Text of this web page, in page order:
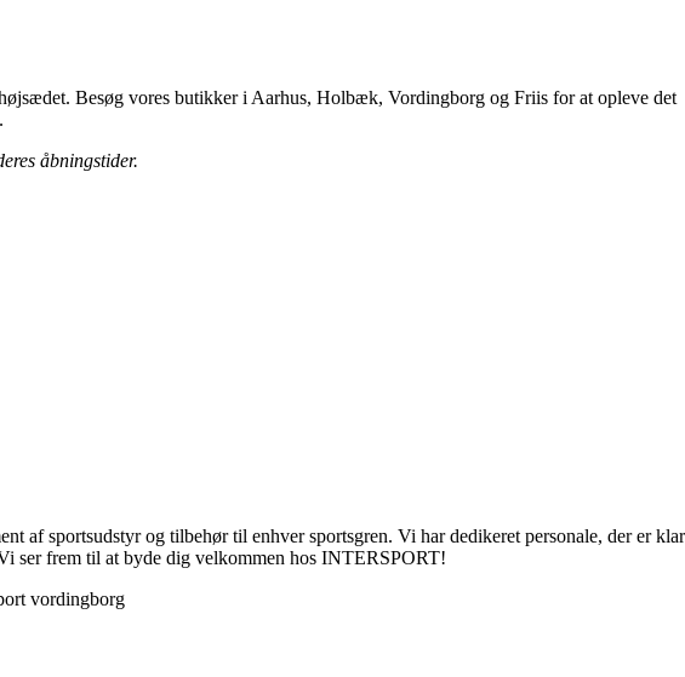
Besøg vores butikker i Aarhus, Holbæk, Vordingborg og Friis for at opleve det
åbningstider.
sportsudstyr og tilbehør til enhver sportsgren. Vi har dedikeret personale, der er klar
ser frem til at byde dig velkommen hos INTERSPORT!
vordingborg